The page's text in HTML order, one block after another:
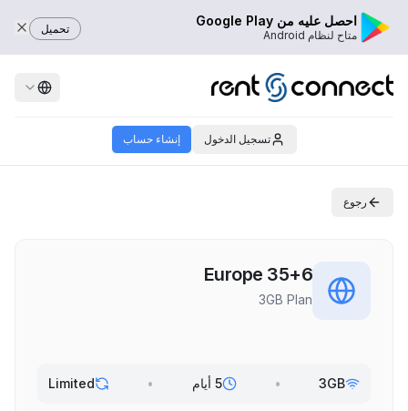
احصل عليه من Google Play
متاح لنظام Android تحميل
تسجيل الدخول إنشاء حساب
رجوع
Europe 35+6
3GB Plan
3GB
• 5 أيام •
Limited